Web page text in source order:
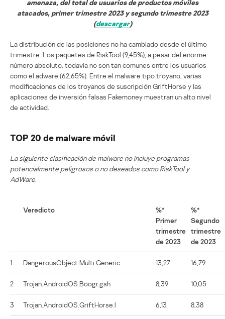
amenaza, del total de usuarios de productos móviles
atacados, primer trimestre 2023 y segundo trimestre 2023
(descargar)
La distribución de las posiciones no ha cambiado desde el último
trimestre. Los paquetes de RiskTool (9,45%), a pesar del enorme
número absoluto, todavía no son tan comunes entre los usuarios
como el adware (62,65%). Entre el malware tipo troyano, varias
modificaciones de los troyanos de suscripción GriftHorse y las
aplicaciones de inversión falsas Fakemoney muestran un alto nivel
de actividad.
TOP 20 de malware móvil
La siguiente clasificación de malware no incluye programas
potencialmente peligrosos o no deseados como RiskTool y
AdWare.
Veredicto
%*
Primer
trimestre
de 2023
%*
Segundo
trimestre
de 2023
1 DangerousObject.Multi.Generic. 13,27 16,79
2 Trojan.AndroidOS.Boogr.gsh 8,39 10,05
3 Trojan.AndroidOS.GriftHorse.l 6,13 8,38